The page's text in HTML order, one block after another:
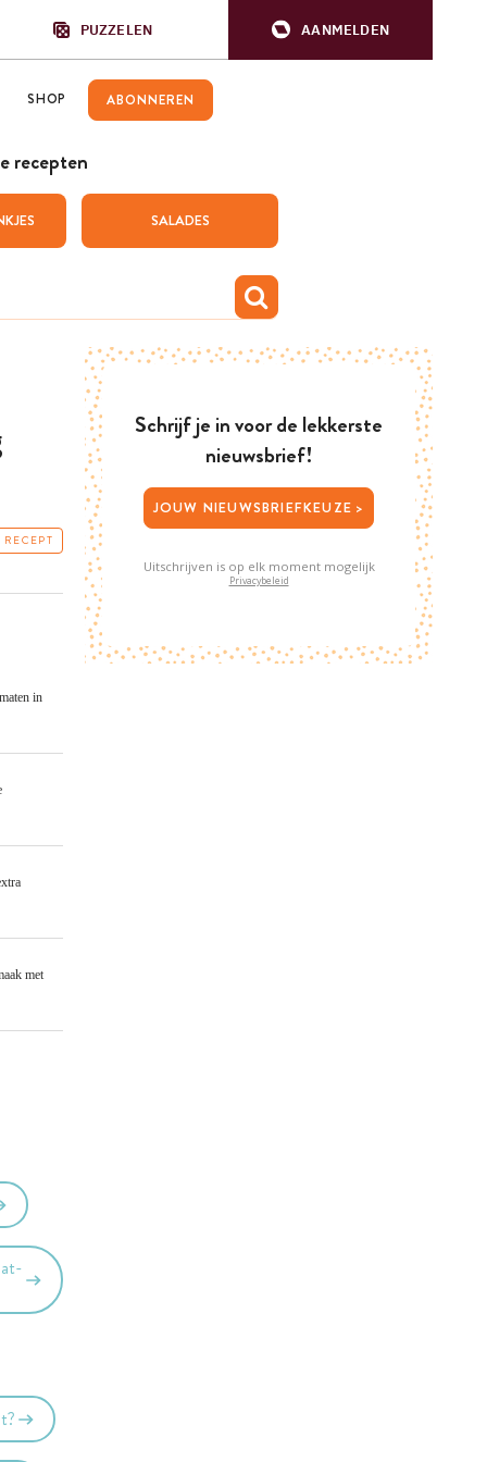
PUZZELEN AANMELDEN
SHOP ABONNEREN
recepten
SALADES
in
met
Schrijf je in voor de lekkerste
nieuwsbrief!
JOUW NIEUWSBRIEFKEUZE >
Uitschrijven is op elk moment mogelijk
Privacybeleid